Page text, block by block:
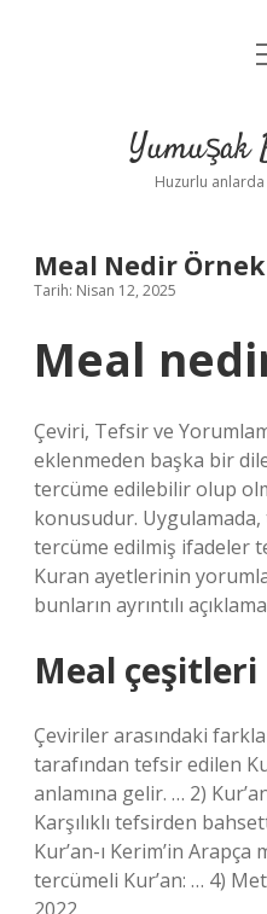
Yumuşak
Huzurlu
Meal Nedir Örnek
Tarih: Nisan 12, 2025
Meal
Çeviri, Tefsir ve
eklenmeden başka bir dile
tercüme edilebilir olup
konusudur. Uygulamada,
tercüme edilmiş ifadeler
Kuran ayetlerinin
bunların ayrıntılı
Meal
Çeviriler arasındaki
tarafından tefsir edilen
anlamına gelir. … 2)
Karşılıklı tefsirden
Kur’an-ı Kerim’in Arapça
tercümeli Kur’an: … 4)